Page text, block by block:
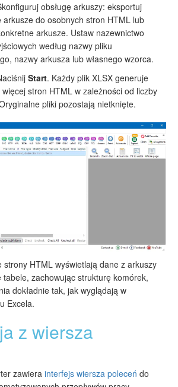
obsługę arkuszy: eksportuj
arkusze do osobnych stron HTML lub
arkusze. Ustaw nazewnictwo
według nazwy pliku
nazwy arkusza lub własnego wzorca.
Start. Każdy plik XLSX generuje
stron HTML w zależności od liczby
pliki pozostają nietknięte.
strony HTML wyświetlają dane z arkuszy
zachowując strukturę komórek,
dokładnie tak, jak wyglądają w
Excela.
z wiersza
zawiera interfejs wiersza poleceń do